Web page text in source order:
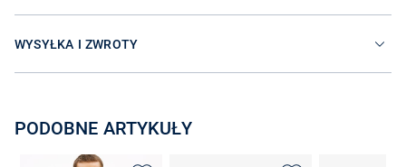
WYSYŁKA I ZWROTY
PODOBNE ARTYKUŁY